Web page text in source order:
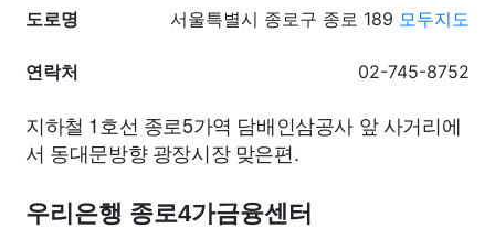
도로명 서울특별시 종로구 종로 189 모두지도
연락처 02-745-8752
지하철 1호선 종로5가역 담배인삼공사 앞 사거리에
서 동대문방향 광장시장 맞은편.
우리은행 종로4가금융센터